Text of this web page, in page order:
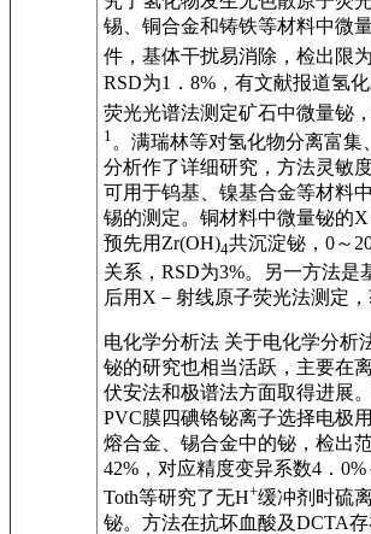
锡、铜合金和铸铁等材料中微
件，基体干扰易消除，检出限
RSD为1．8%，有文献报道氢
荧光光谱法测定矿石中微量铋
1 。满瑞林等对氢化物分离富
分析作了详细研究，方法灵敏
可用于钨基、镍基合金等材料
锡的测定。铜材料中微量铋的
预先用Zr(OH)4共沉淀铋，0～
关系，RSD为3%。另一方法是
后用X－射线原子荧光法测定，
电化学分析法 关于电化学分析
铋的研究也相当活跃，主要在
伏安法和极谱法方面取得进展
PVC膜四碘铬铋离子选择电极
熔合金、锡合金中的铋，检出
42%，对应精度变异系数4．0%
Toth等研究了无H+缓冲剂时硫
铋。方法在抗坏血酸及DCTA